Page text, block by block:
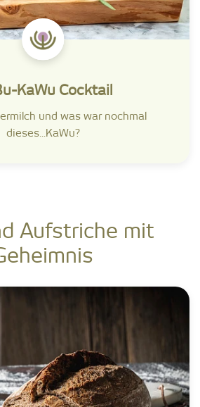
KaWu Cocktail
und was war nochmal
dieses...KaWu?
Aufstriche mit